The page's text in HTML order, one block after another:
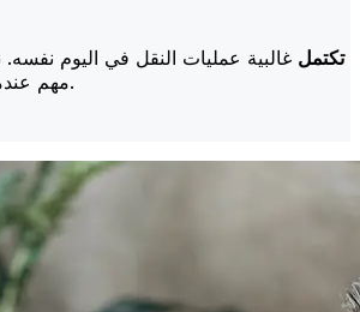
تكتمل غالبية عمليات النقل في اليوم
مهم عندما يتعلق الأمر بأموالك.